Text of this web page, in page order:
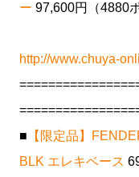
ー 97,600円（4880
http://www.chuya-
■ 【限定品】
BLK エレキベース